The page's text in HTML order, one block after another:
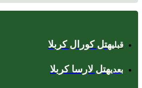
قبلیهتل کورال کربلا
بعدیهتل لارسا کربلا